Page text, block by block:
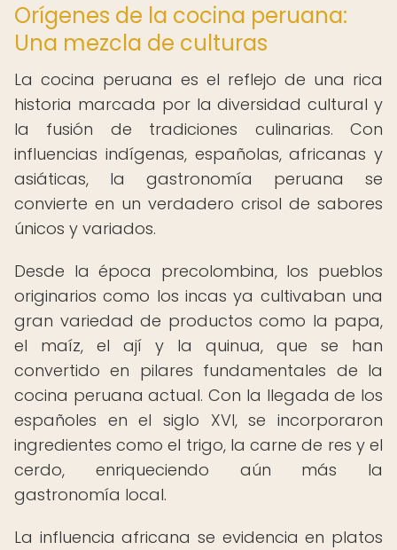
Orígenes de la cocina peruana:
Una mezcla de culturas
La cocina peruana es el reflejo de una rica
historia marcada por la diversidad cultural y
la fusión de tradiciones culinarias. Con
influencias indígenas, españolas, africanas y
asiáticas, la gastronomía peruana se
convierte en un verdadero crisol de sabores
únicos y variados.
Desde la época precolombina, los pueblos
originarios como los incas ya cultivaban una
gran variedad de productos como la papa,
el maíz, el ají y la quinua, que se han
convertido en pilares fundamentales de la
cocina peruana actual. Con la llegada de los
españoles en el siglo XVI, se incorporaron
ingredientes como el trigo, la carne de res y el
cerdo, enriqueciendo aún más la
gastronomía local.
La influencia africana se evidencia en platos